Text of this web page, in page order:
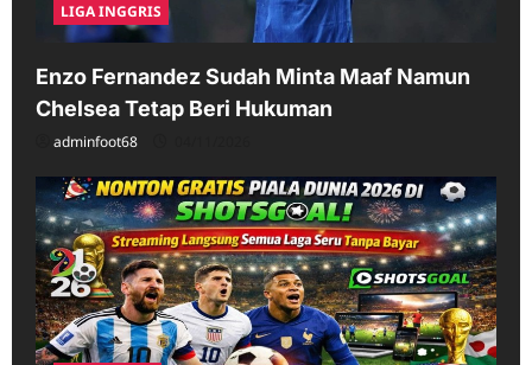
LIGA INGGRIS
Enzo Fernandez Sudah Minta Maaf Namun
Chelsea Tetap Beri Hukuman
adminfoot68